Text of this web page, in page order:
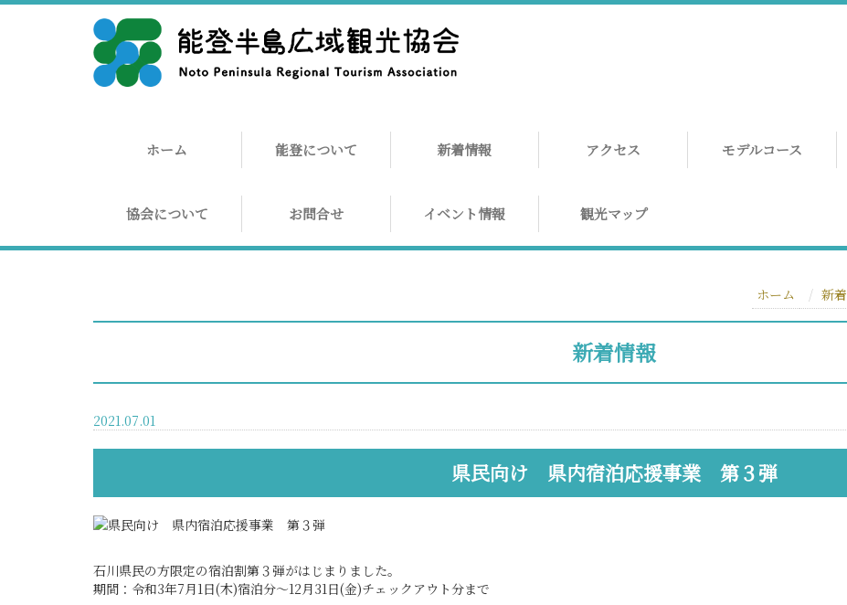
ホーム 能登について 新着情報 アクセス モデルコース
協会について お問合せ イベント情報 観光マップ
ホーム 新
新着情報
2021.07.01
県民向け 県内宿泊応援事業 第３弾
石川県民の方限定の宿泊割第３弾がはじまりました。
期間：令和3年7月1日(木)宿泊分～12月31日(金)チェックアウト分まで